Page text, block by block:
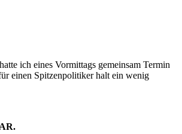
ich eines Vormittags gemeinsam Termin
einen Spitzenpolitiker halt ein wenig